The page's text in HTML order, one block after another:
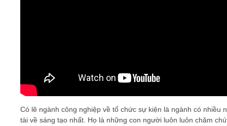
Có lẽ ngành công nghiệp về tổ chức sự kiện là ngành có nhiều
tài về sáng tạo nhất. Họ là những con người luôn luôn chăm